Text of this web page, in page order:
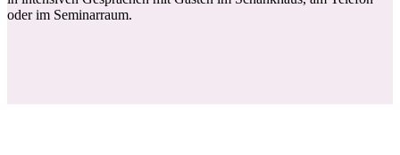
oder im Seminarraum.